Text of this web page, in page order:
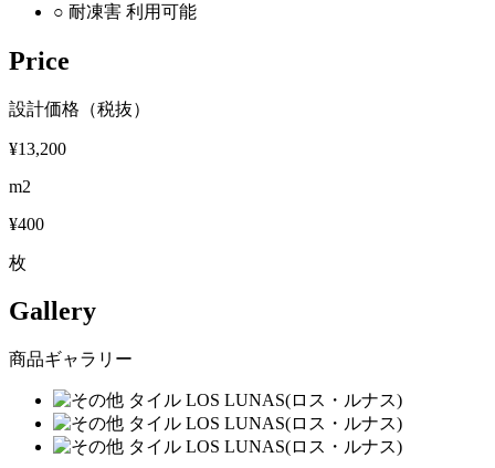
○ 耐凍害 利用可能
Price
設計価格（税抜）
¥13,200
m2
¥400
枚
Gallery
商品ギャラリー